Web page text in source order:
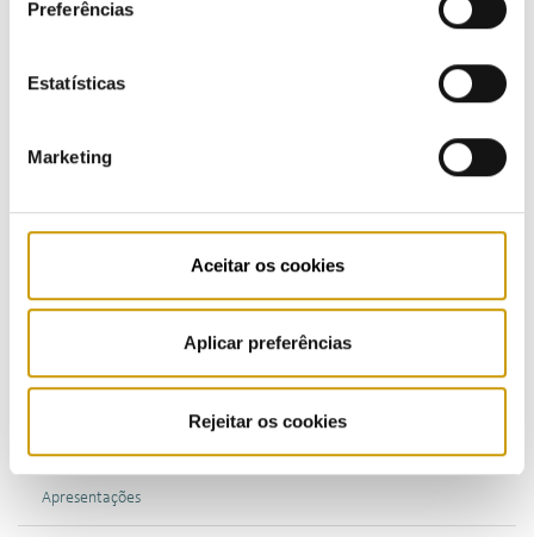
Preferências
Estatísticas
Marketing
Aceitar os cookies
Aplicar preferências
Rejeitar os cookies
COMUNICAÇÃO
Multimédia
Apresentações